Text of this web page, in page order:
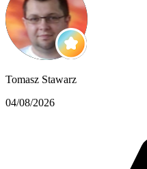
Tomasz Stawarz
04/08/2026